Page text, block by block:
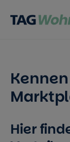
Hier